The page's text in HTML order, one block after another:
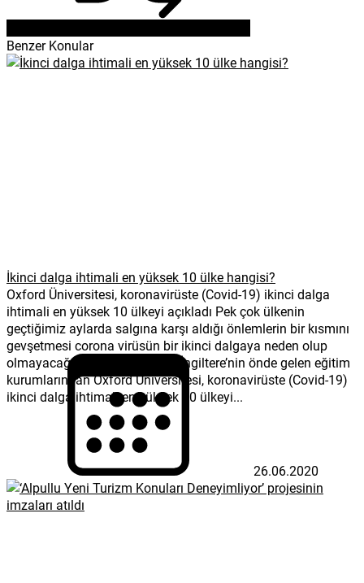
Benzer Konular
İkinci dalga ihtimali en yüksek 10 ülke hangisi?
Oxford Üniversitesi, koronavirüste (Covid-19) ikinci dalga
ihtimali en yüksek 10 ülkeyi açıkladı Pek çok ülkenin
geçtiğimiz aylarda salgına karşı aldığı önlemlerin bir kısmını
gevşetmesi corona virüsün bir ikinci dalgaya neden olup
olmayacağını tartışmaya açtı. İngiltere’nin önde gelen eğitim
kurumlarından Oxford Üniversitesi, koronavirüste (Covid-19)
ikinci dalga ihtimali en yüksek 10 ülkeyi...
26.06.2020